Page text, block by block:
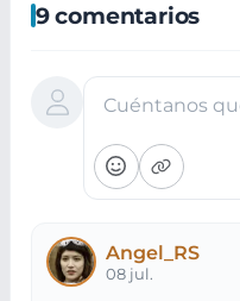
9 comentarios
Cuéntanos
Angel_RS
08 jul.